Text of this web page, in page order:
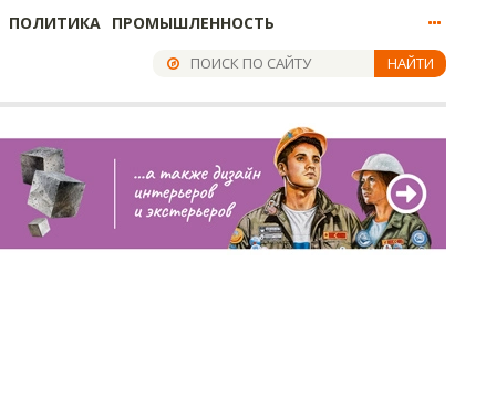
ПОЛИТИКА ПРОМЫШЛЕННОСТЬ
НАЙТИ